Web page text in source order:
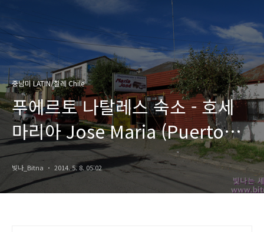
중남미 LATIN/칠레 Chile
푸에르토 나탈레스 숙소 - 호세
마리아 Jose Maria (Puerto
Natales, Chile)
빛나_Bitna 2014. 5. 8. 05:02